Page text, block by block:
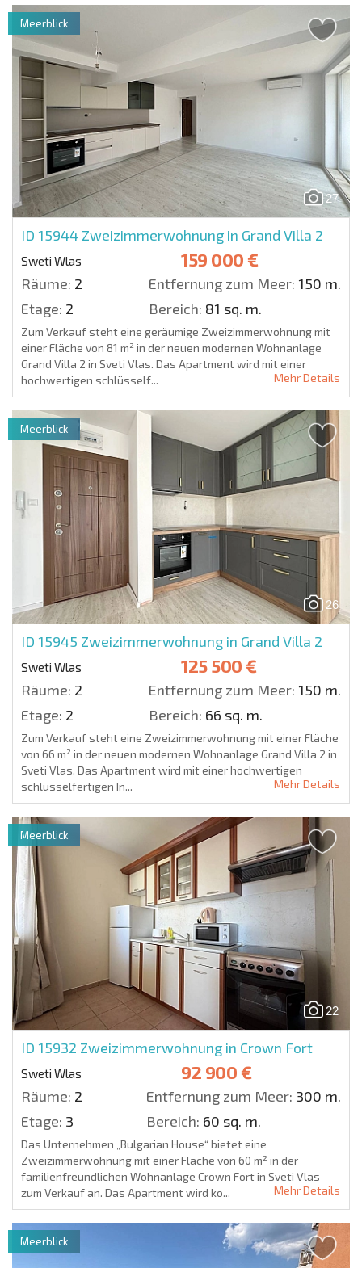
27
ID 15944 Zweizimmerwohnung in Grand Villa 2
Sweti Wlas 159 000 €
Räume: 2 Entfernung zum Meer: 150 m.
Etage: 2 Bereich: 81 sq. m.
Meerblick
Zum Verkauf steht eine geräumige Zweizimmerwohnung mit
einer Fläche von 81 m² in der neuen modernen Wohnanlage
Grand Villa 2 in Sveti Vlas. Das Apartment wird mit einer
hochwertigen schlüsself...
Mehr Details
26
ID 15945 Zweizimmerwohnung in Grand Villa 2
Sweti Wlas 125 500 €
Räume: 2 Entfernung zum Meer: 150 m.
Etage: 2 Bereich: 66 sq. m.
Meerblick
Zum Verkauf steht eine Zweizimmerwohnung mit einer Fläche
von 66 m² in der neuen modernen Wohnanlage Grand Villa 2 in
Sveti Vlas. Das Apartment wird mit einer hochwertigen
schlüsselfertigen In...
Mehr Details
22
ID 15932 Zweizimmerwohnung in Crown Fort
Sweti Wlas 92 900 €
Räume: 2 Entfernung zum Meer: 300 m.
Etage: 3 Bereich: 60 sq. m.
Meerblick
Das Unternehmen „Bulgarian House“ bietet eine
Zweizimmerwohnung mit einer Fläche von 60 m² in der
familienfreundlichen Wohnanlage Crown Fort in Sveti Vlas
zum Verkauf an. Das Apartment wird ko...
Mehr Details
Meerblick